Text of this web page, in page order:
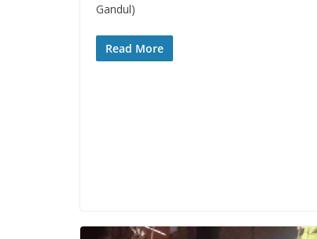
Gandul)
Read More